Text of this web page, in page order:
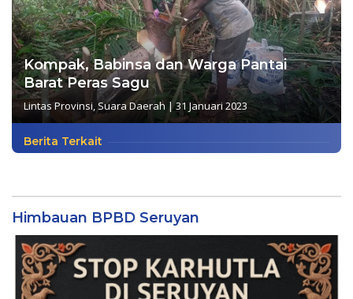
Kompak, Babinsa dan Warga Pantai
Barat Peras Sagu
Lintas Provinsi,Suara Daerah |31 Januari 2023
Berita Terkait
Himbauan BPBD Seruyan